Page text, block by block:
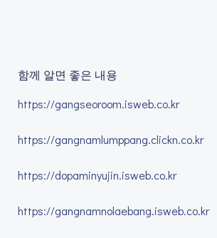
함께 알면 좋은 내용
https://gangseoroom.isweb.co.kr
https://gangnamlumppang.clickn.co.kr
https://dopaminyujin.isweb.co.kr
https://gangnamnolaebang.isweb.co.kr